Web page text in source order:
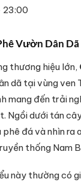
23:00
Vườn Dân
thương hiệu lớn,
dã tại vùng ven
mang đến trải
Ngồi dưới tán
phê đá và nhìn ra
thống Nam
này thường có